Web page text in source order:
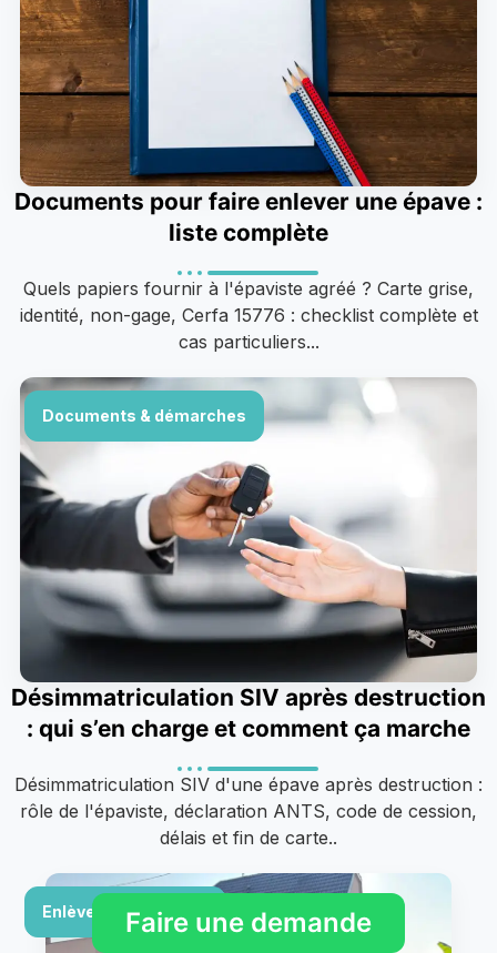
Documents pour faire enlever une épave :
liste complète
Quels papiers fournir à l'épaviste agréé ? Carte grise,
identité, non-gage, Cerfa 15776 : checklist complète et
cas particuliers...
Documents & démarches
Désimmatriculation SIV après destruction
: qui s’en charge et comment ça marche
Désimmatriculation SIV d'une épave après destruction :
rôle de l'épaviste, déclaration ANTS, code de cession,
délais et fin de carte..
Enlèvement & rachatFaire une demande